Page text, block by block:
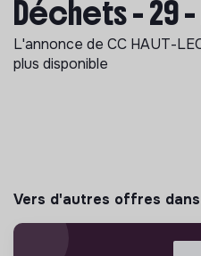
Déchets - 29
L'annonce de CC HAUT-
plus disponible
Vers d'autres offres